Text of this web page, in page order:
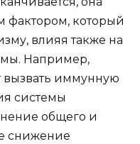
фактором, который
влияя также на
Например,
вызвать иммунную
системы
общего и
снижение